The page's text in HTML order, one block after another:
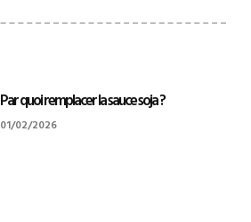
Par quoi remplacer la sauce soja ?
01/02/2026